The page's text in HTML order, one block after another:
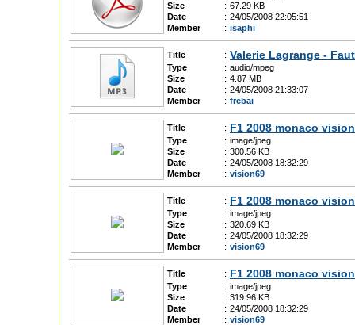
Size
: 67.29 KB
Date
: 24/05/2008 22:05:51
Member
: isaphi
Title : Valerie Lagrange -
Type : audio/mpeg
Size
: 4.87 MB
Date
: 24/05/2008 21:33:07
Member
: frebai
Title : F1 2008 monaco
Type : image/jpeg
Size
: 300.56 KB
Date
: 24/05/2008 18:32:29
Member
: vision69
Title : F1 2008 monaco
Type : image/jpeg
Size
: 320.69 KB
Date
: 24/05/2008 18:32:29
Member
: vision69
Title : F1 2008 monaco
Type : image/jpeg
Size
: 319.96 KB
Date
: 24/05/2008 18:32:29
Member
: vision69